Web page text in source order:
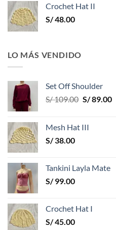
Crochet Hat II
S/48.00
LO MÁS VENDIDO
Set Off Shoulder
S/109.00 El
era:
S/89.00El
Mesh Hat III
S/38.00
Tankini Layla Mate
S/99.00
Crochet Hat I
S/45.00